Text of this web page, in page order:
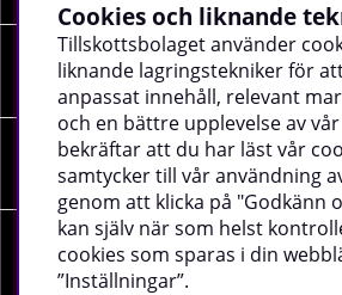
SOCIALA MEDIER
FÖRETAGSUPPGIFTER
Cookies och liknande
Tillskottsbolaget använder
liknande lagringstekniker för
anpassat innehåll, relevant
och en bättre upplevelse av
bekräftar att du har läst vår
samtycker till vår användning
genom att klicka på "Godkänn
kan själv när som helst
cookies som sparas i din
”Inställningar”.